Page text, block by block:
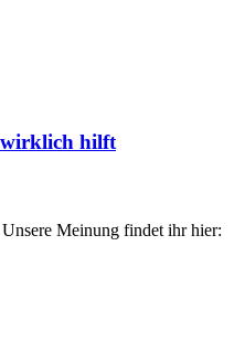
wirklich hilft
Meinung findet ihr hier: